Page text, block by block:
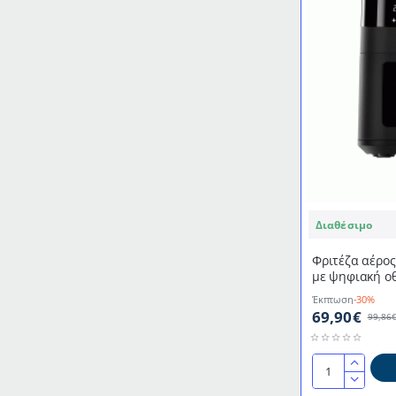
ανοξείδωτο
Διαθέσιμο
Φριτέζα
με ψηφιακή
και
Έκπτωση-30%
69,90€
Φριτέζα